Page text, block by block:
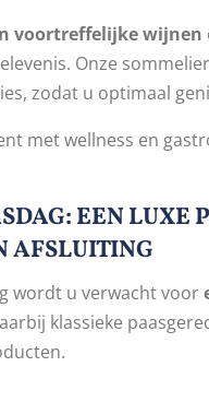
voortreffelijke wijnen
Onze
zodat u optimaal
met wellness en
EEN LUXE
AFSLUITING
wordt u verwacht voor
klassieke